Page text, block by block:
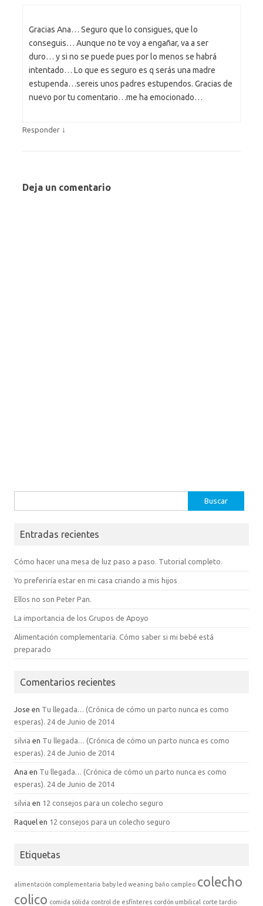
Gracias Ana… Seguro que lo consigues, que lo
conseguis… Aunque no te voy a engañar, va a ser
duro… y si no se puede pues por lo menos se habrá
intentado… Lo que es seguro es q serás una madre
estupenda…sereis unos padres estupendos. Gracias de
nuevo por tu comentario…me ha emocionado…
Responder ↓
Deja un comentario
Entradas recientes
Cómo hacer una mesa de luz paso a paso. Tutorial completo.
Yo preferiría estar en mi casa criando a mis hijos
Ellos no son Peter Pan.
La importancia de los Grupos de Apoyo
Alimentación complementaria. Cómo saber si mi bebé está
preparado
Comentarios recientes
Jose en Tu llegada… (Crónica de cómo un parto nunca es como
esperas). 24 de Junio de 2014
silvia en Tu llegada… (Crónica de cómo un parto nunca es como
esperas). 24 de Junio de 2014
Ana en Tu llegada… (Crónica de cómo un parto nunca es como
esperas). 24 de Junio de 2014
silvia en 12 consejos para un colecho seguro
Raquel en 12 consejos para un colecho seguro
Etiquetas
alimentación complementaria baby led weaning baño campleo colecho
colico comida sólida control de esfínteres cordón umbilical corte tardio